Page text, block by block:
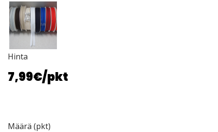
Hinta
7,99€/pkt
Määrä (pkt)